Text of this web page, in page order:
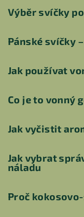
Výběr svíčky
Pánské svíčky
Jak používat
Co je to vonný
Jak vyčistit
Jak vybrat
náladu
Proč